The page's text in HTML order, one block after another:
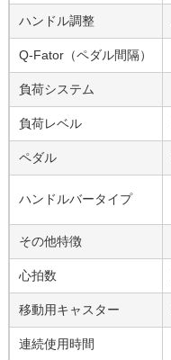
ハンドル調整
Q-Fator（ペダル間隔）
負荷システム
負荷レベル
ペダル
ハンドルバータイプ
その他特徴
心拍数
移動用キャスター
連続使用時間